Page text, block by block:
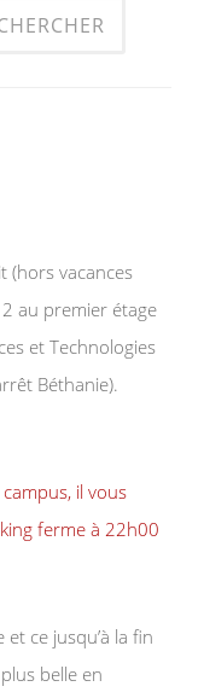
(hors vacances
au premier étage
et Technologies
Béthanie).
il vous
ferme à 22h00
ce jusqu’à la fin
belle en